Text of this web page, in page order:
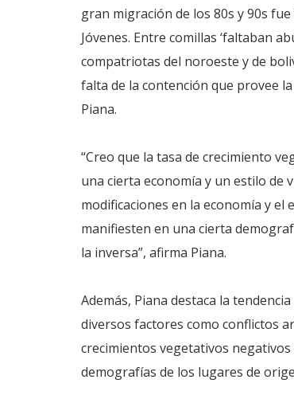
gran migración de los 80s y 90s
Jóvenes. Entre comillas ‘faltaban
compatriotas del noroeste y de
falta de la contención que provee
Piana.
“Creo que la tasa de crecimiento
una cierta economía y un estilo de
modificaciones en la economía y el
manifiesten en una cierta
la inversa”, afirma Piana.
Además, Piana destaca la
diversos factores como conflictos
crecimientos vegetativos
demografías de los lugares de